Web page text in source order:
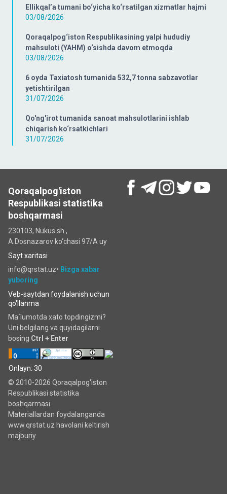
Ellikqal’a tumani bo‘yicha ko‘rsatilgan xizmatlar hajmi
03/08/2026
Qoraqalpog‘iston Respublikasining yalpi hududiy
mahsuloti (YAHM) o‘sishda davom etmoqda
03/08/2026
6 oyda Taxiatosh tumanida 532,7 tonna sabzavotlar
yetishtirilgan
31/07/2026
Qo'ng'irot tumanida sanoat mahsulotlarini ishlab
chiqarish ko‘rsatkichlari
31/07/2026
Qoraqalpog'iston
Respublikasi statistika
boshqarmasi
230103, Nukus sh.,
A.Dosnazarov ko‘chаsi 97/A uy
Sayt xaritasi
info@qrstat.uz• Bizga xabar
yuboring
Veb-saytdan foydalanish uchun
qo'llanma
Ma`lumotda xato topdingizmi?
Uni belgilang va quyidagilarni
bosing Ctrl + Enter
Onlayn: 30
© 2010-2026 Qoraqalpog'iston
Respublikasi statistika
boshqarmasi
Materiallardan foydalanganda
www.qrstat.uz havolani keltirish
majburiy.